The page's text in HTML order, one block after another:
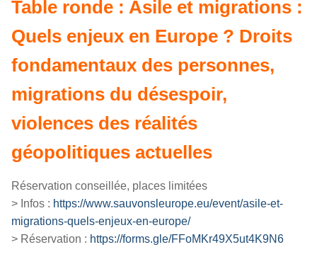
Table ronde : Asile et migrations :
Quels enjeux en Europe ? Droits
fondamentaux des personnes,
migrations du désespoir,
violences des réalités
géopolitiques actuelles
Réservation conseillée, places limitées
> Infos : https://www.sauvonsleurope.eu/event/asile-et-
migrations-quels-enjeux-en-europe/
> Réservation : https://forms.gle/FFoMKr49X5ut4K9N6